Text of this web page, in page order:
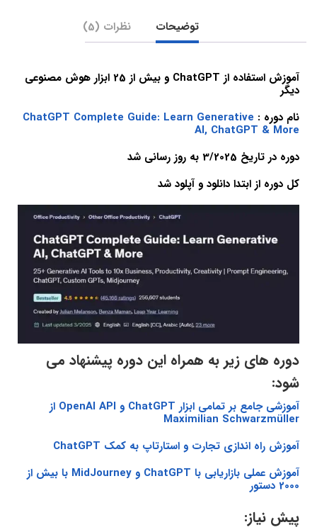
توضیحات نظرات (5)
آموزش استفاده از ChatGPT و بیش از 25 ابزار هوش مصنوعی
دیگر
نام دوره : ChatGPT Complete Guide: Learn Generative
AI, ChatGPT & More
دوره در تاریخ 3/2025 به روز رسانی شد
کل دوره از ابتدا دانلود و آپلود شد
دوره های زیر به همراه این دوره پیشنهاد می
شود:
آموزشی جامع بر تمامی ابزار ChatGPT و OpenAI API از
Maximilian Schwarzmüller
آموزش راه اندازی تجارت و استارتاپ به کمک ChatGPT
آموزش عملی بازاریابی با ChatGPT و MidJourney با بیش از
2000 دستور
پیش نیاز: